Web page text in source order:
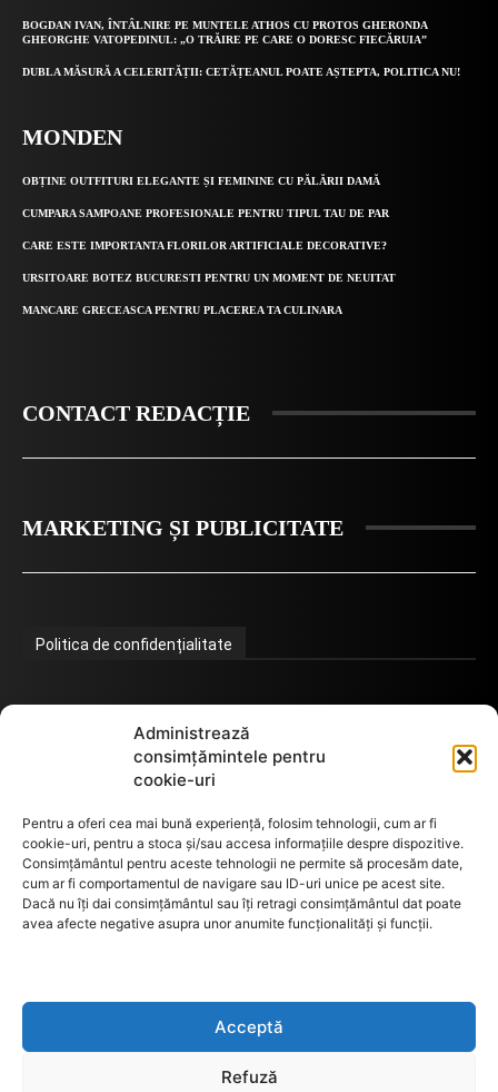
Administrează
consimțămintele pentru
cookie-uri
Pentru a oferi cea mai bună experiență, folosim tehnologii, cum ar fi
cookie-uri, pentru a stoca și/sau accesa informațiile despre dispozitive.
Consimțământul pentru aceste tehnologii ne permite să procesăm date,
cum ar fi comportamentul de navigare sau ID-uri unice pe acest site.
Dacă nu îți dai consimțământul sau îți retragi consimțământul dat poate
avea afecte negative asupra unor anumite funcționalități și funcții.
Acceptă
Refuză
BOGDAN IVAN, ÎNTÂLNIRE PE MUNTELE ATHOS CU PROTOS GHERONDA
GHEORGHE VATOPEDINUL: „O TRĂIRE PE CARE O DORESC FIECĂRUIA”
DUBLA MĂSURĂ A CELERITĂȚII: CETĂȚEANUL POATE AȘTEPTA, POLITICA NU!
MONDEN
OBȚINE OUTFITURI ELEGANTE ȘI FEMININE CU PĂLĂRII DAMĂ
CUMPARA SAMPOANE PROFESIONALE PENTRU TIPUL TAU DE PAR
CARE ESTE IMPORTANTA FLORILOR ARTIFICIALE DECORATIVE?
URSITOARE BOTEZ BUCURESTI PENTRU UN MOMENT DE NEUITAT
MANCARE GRECEASCA PENTRU PLACEREA TA CULINARA
CONTACT REDACȚIE
MARKETING ȘI PUBLICITATE
Politica de confidențialitate
Termeni de utilizare
GDPR
Anunturi de licitații